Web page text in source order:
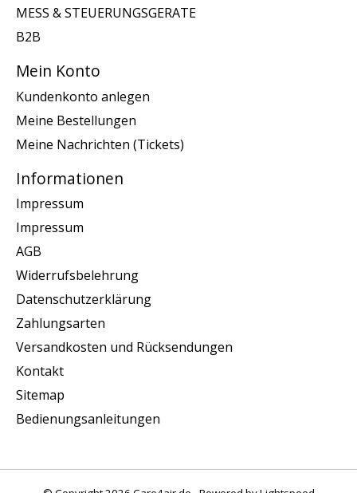
MESS & STEUERUNGSGERATE
B2B
Mein Konto
Kundenkonto anlegen
Meine Bestellungen
Meine Nachrichten (Tickets)
Informationen
Impressum
Impressum
AGB
Widerrufsbelehrung
Datenschutzerklärung
Zahlungsarten
Versandkosten und Rücksendungen
Kontakt
Sitemap
Bedienungsanleitungen